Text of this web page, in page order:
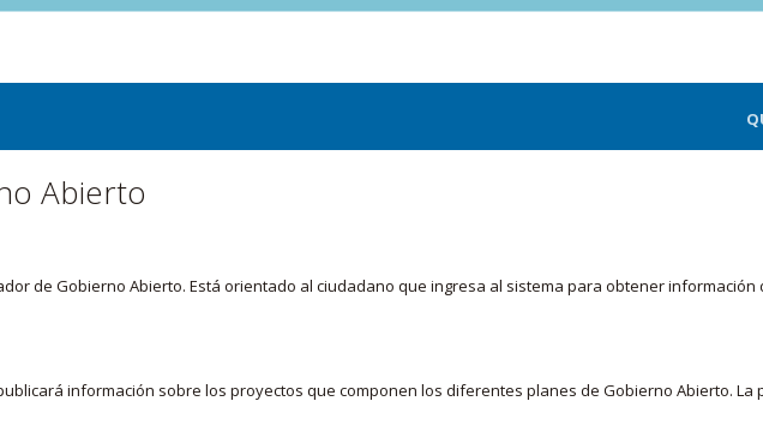
Abierto
de Gobierno Abierto. Está orientado al ciudadano que ingresa al sistema para obtener
información sobre los proyectos que componen los diferentes planes de Gobierno Abierto.